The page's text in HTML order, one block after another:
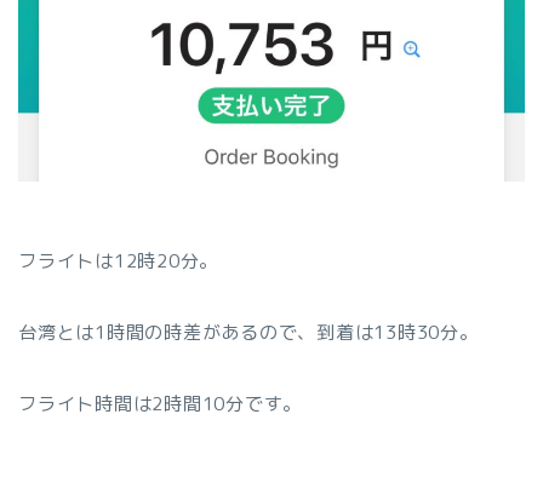
フライトは12時20分。
台湾とは1時間の時差があるので、到着は13時30分。
フライト時間は2時間10分です。